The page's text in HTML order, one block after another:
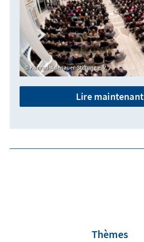
Konrad-Adenauer-Stiftung e. V.
Lire maintenant
Thèmes